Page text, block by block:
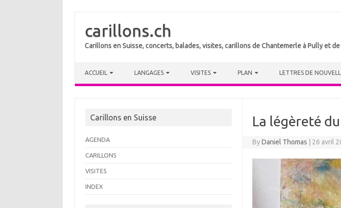
carillons.ch
Carillons en Suisse, concerts, balades, visites, carillons de Chantemerle à Pully et
ACCUEIL LANGAGES VISITES PLAN LETTRES DE
La légèreté
ByDaniel Thomas 26 avril
Carillons en Suisse
AGENDA
CARILLONS
VISITES
INDEX